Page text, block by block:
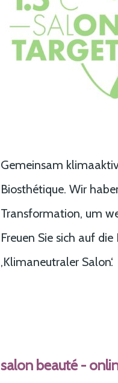
Gemeinsam
Biosthétique. Wir
Transformation, um
Freuen Sie sich auf
‚Klimaneutraler Salon‘.
salon beauté -